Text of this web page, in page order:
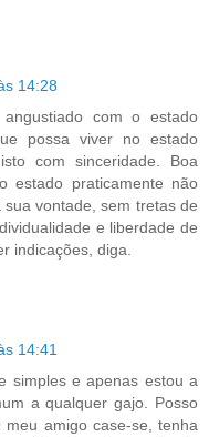
14:28
com o estado
possa viver no estado
com sinceridade. Boa
estado praticamente não
vontade, sem tretas de
e liberdade de
indicações, diga.
14:41
simples e apenas estou a
a qualquer gajo. Posso
amigo case-se, tenha